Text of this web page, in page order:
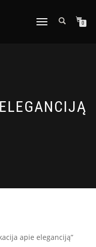
TOGGLE
0
apie eleganciją”